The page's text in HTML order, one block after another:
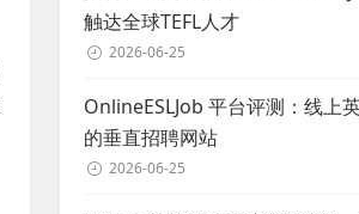
触达全球TEFL人才
2026-06-25
OnlineESLJob 平台评测：线上
的垂直招聘网站
2026-06-25